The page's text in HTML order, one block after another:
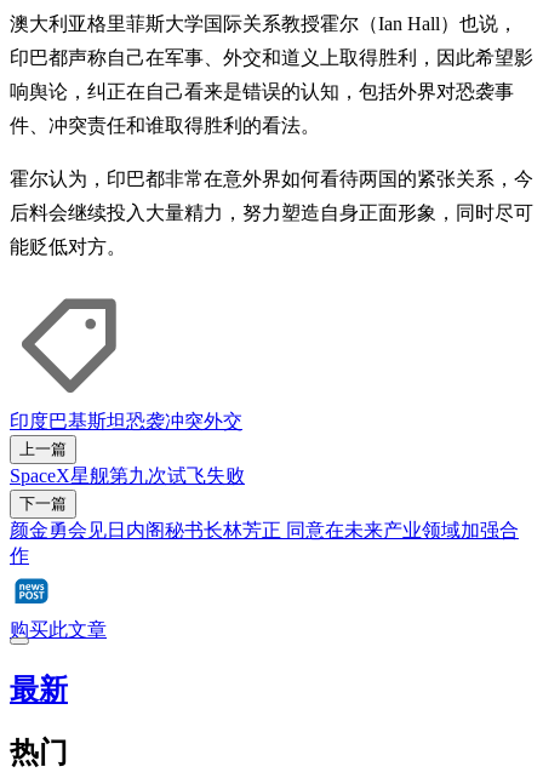
澳大利亚格里菲斯大学国际关系教授霍尔（Ian Hall）也说，
印巴都声称自己在军事、外交和道义上取得胜利，因此希望影
响舆论，纠正在自己看来是错误的认知，包括外界对恐袭事
件、冲突责任和谁取得胜利的看法。
霍尔认为，印巴都非常在意外界如何看待两国的紧张关系，今
后料会继续投入大量精力，努力塑造自身正面形象，同时尽可
能贬低对方。
印度巴基斯坦恐袭冲突外交
上一篇
SpaceX星舰第九次试飞失败
下一篇
颜金勇会见日内阁秘书长林芳正 同意在未来产业领域加强合
作
购买此文章
最新
热门